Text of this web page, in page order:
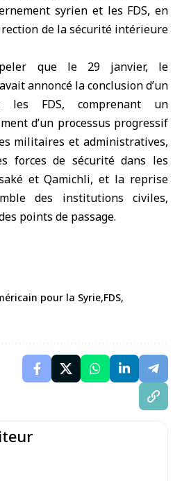
syrien et les FDS, en
de la sécurité intérieure
que le 29 janvier, le
annoncé la conclusion d’un
les FDS, comprenant un
d’un processus progressif
militaires et administratives,
forces de sécurité dans les
et Qamichli, et la reprise
des institutions civiles,
points de passage.
pour la Syrie FDS